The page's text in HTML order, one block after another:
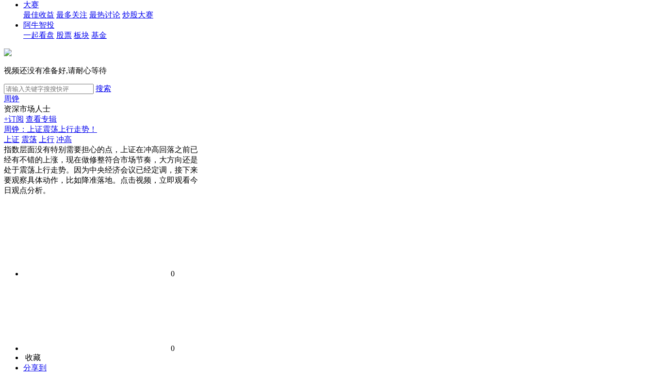
大赛
最佳收益 最多关注 最热讨论 炒股大赛
阿牛智投
一起看盘 股票 板块 基金
视频还没有准备好,请耐心等待
搜索
周铮
资深市场人士
+订阅 查看专辑
周铮：上证震荡上行走势！
上证 震荡 上行 冲高
指数层面没有特别需要担心的点，上证在冲高回落之前已
经有不错的上涨，现在做修整符合市场节奏，大方向还是
处于震荡上行走势。因为中央经济会议已经定调，接下来
要观察具体动作，比如降准落地。点击视频，立即观看今
日观点分析。
0
0
收藏
分享到